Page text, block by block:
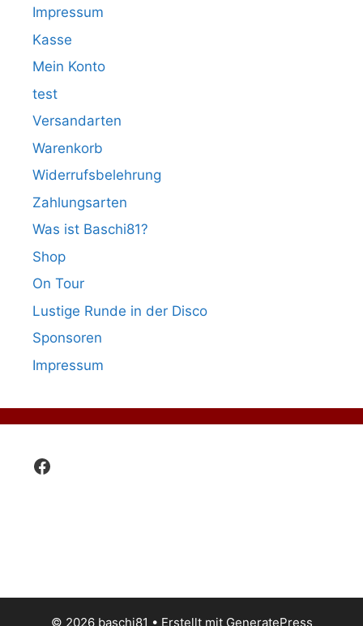
Impressum
Kasse
Mein Konto
test
Versandarten
Warenkorb
Widerrufsbelehrung
Zahlungsarten
Was ist Baschi81?
Shop
On Tour
Lustige Runde in der Disco
Sponsoren
Impressum
Facebook
© 2026 baschi81 • Erstellt mit GeneratePress